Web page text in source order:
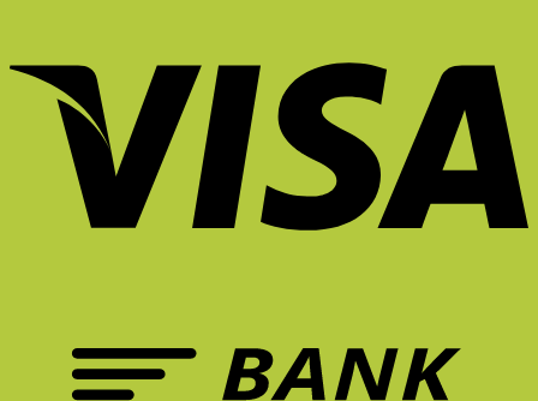
ทำการ
บ้าน
บ้าน
ยัง
มี
ชีวิต
ขึ้น?
Unexpected
Theory
เก้าอี้
สำคัญ
ต่อ
นั่ง
ยัง
ไง
ไม่
ให้
ล้า?
ควร
เก้าอี้
เพื่อ
สุขภาพ
คุ้ม
ระยะ
ยาว